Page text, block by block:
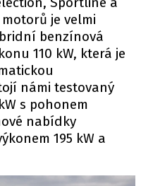
|
video?
je velmi
benzínová
110 kW, která je
námi testovaný
s pohonem
nabídky
195 kW a